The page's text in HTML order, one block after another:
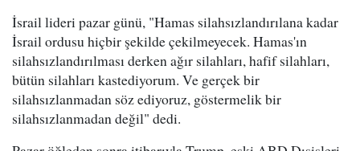
İsrail lideri pazar günü, "Hamas silahsızlandırılana kadar
İsrail ordusu hiçbir şekilde çekilmeyecek. Hamas'ın
silahsızlandırılması derken ağır silahları, hafif silahları,
bütün silahları kastediyorum. Ve gerçek bir
silahsızlanmadan söz ediyoruz, göstermelik bir
silahsızlanmadan değil" dedi.